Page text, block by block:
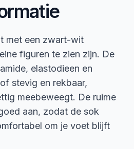
met een zwart-wit
figuren te zien zijn. De
elastodieen en
stevig en rekbaar,
meebeweegt. De ruime
aan, zodat de sok
om je voet blijft